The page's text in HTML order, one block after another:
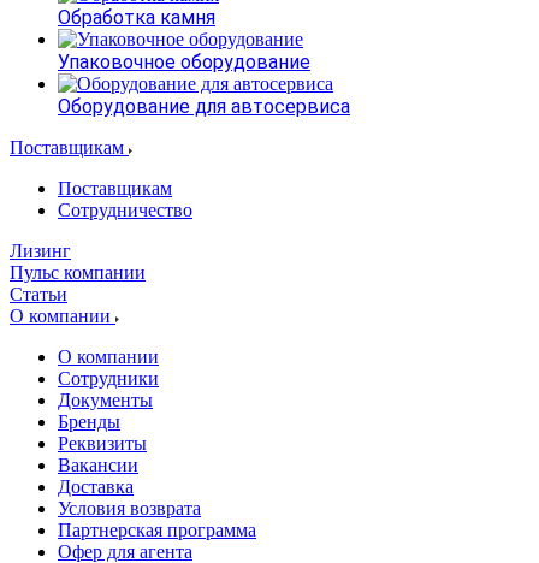
Обработка камня
Упаковочное оборудование
Оборудование для автосервиса
Поставщикам
Поставщикам
Сотрудничество
Лизинг
Пульс компании
Статьи
О компании
О компании
Сотрудники
Документы
Бренды
Реквизиты
Вакансии
Доставка
Условия возврата
Партнерская программа
Офер для агента